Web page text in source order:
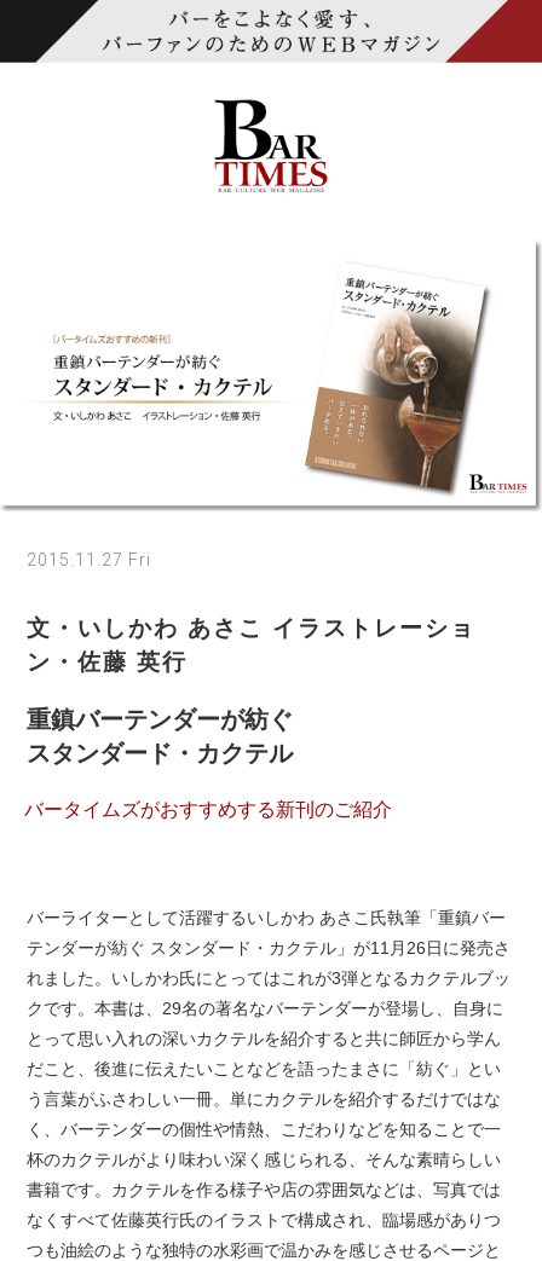
2015.11.27 Fri
文・いしかわ あさこ イラストレーショ
ン・佐藤 英行
重鎮バーテンダーが紡ぐ
スタンダード・カクテル
バータイムズがおすすめする新刊のご紹介
バーライターとして活躍するいしかわ あさこ氏執筆「重鎮バー
テンダーが紡ぐ スタンダード・カクテル」が11月26日に発売さ
れました。いしかわ氏にとってはこれが3弾となるカクテルブッ
クです。本書は、29名の著名なバーテンダーが登場し、自身に
とって思い入れの深いカクテルを紹介すると共に師匠から学ん
だこと、後進に伝えたいことなどを語ったまさに「紡ぐ」とい
う言葉がふさわしい一冊。単にカクテルを紹介するだけではな
く、バーテンダーの個性や情熱、こだわりなどを知ることで一
杯のカクテルがより味わい深く感じられる、そんな素晴らしい
書籍です。カクテルを作る様子や店の雰囲気などは、写真では
なくすべて佐藤英行氏のイラストで構成され、臨場感がありつ
つも油絵のような独特の水彩画で温かみを感じさせるページと